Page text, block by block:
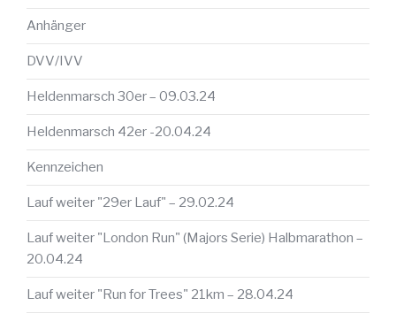
Anhänger
DVV/IVV
Heldenmarsch 30er – 09.03.24
Heldenmarsch 42er -20.04.24
Kennzeichen
Lauf weiter "29er Lauf" – 29.02.24
Lauf weiter "London Run" (Majors Serie) Halbmarathon –
20.04.24
Lauf weiter "Run for Trees" 21km – 28.04.24